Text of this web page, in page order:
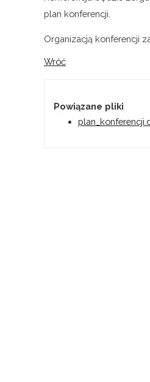
plan konferencji.
Organizacją konferencji
Wróć
Powiązane pliki